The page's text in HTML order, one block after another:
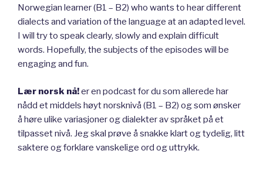
Norwegian learner (B1 – B2) who wants to hear different
dialects and variation of the language at an adapted level.
I will try to speak clearly, slowly and explain difficult
words. Hopefully, the subjects of the episodes will be
engaging and fun.
Lær norsk nå!er en podcast for du som allerede har
nådd et middels høyt norsknivå (B1 – B2) og som ønsker
å høre ulike variasjoner og dialekter av språket på et
tilpasset nivå. Jeg skal prøve å snakke klart og tydelig, litt
saktere og forklare vanskelige ord og uttrykk.